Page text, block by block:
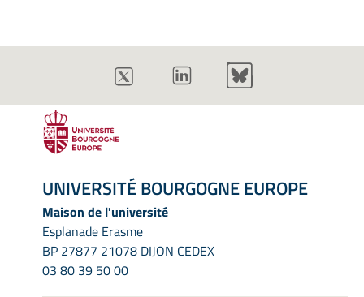
UNIVERSITÉ BOURGOGNE EUROPE
Maison de l'université
Esplanade Erasme
BP 27877 21078 DIJON CEDEX
03 80 39 50 00